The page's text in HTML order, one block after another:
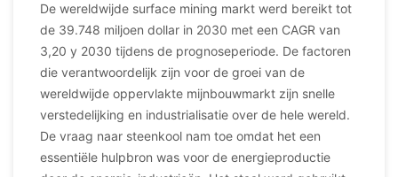
De wereldwijde surface mining markt werd bereikt tot
de 39.748 miljoen dollar in 2030 met een CAGR van
3,20 y 2030 tijdens de prognoseperiode. De factoren
die verantwoordelijk zijn voor de groei van de
wereldwijde oppervlakte mijnbouwmarkt zijn snelle
verstedelijking en industrialisatie over de hele wereld.
De vraag naar steenkool nam toe omdat het een
essentiële hulpbron was voor de energieproductie